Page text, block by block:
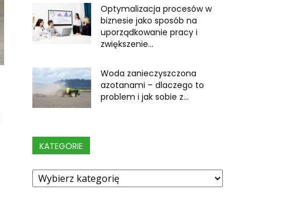
Optymalizacja procesów w
biznesie jako sposób na
uporządkowanie pracy i
zwiększenie...
Woda zanieczyszczona
azotanami – dlaczego to
problem i jak sobie z...
KATEGORIE
Kategorie